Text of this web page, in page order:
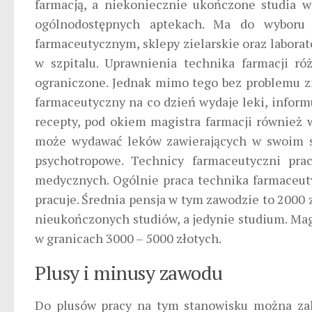
farmacją, a niekoniecznie ukończone studia
ogólnodostępnych aptekach. Ma do
farmaceutycznym, sklepy zielarskie oraz
w szpitalu. Uprawnienia technika farmacji
ograniczone. Jednak mimo tego bez
farmaceutyczny na co dzień wydaje leki,
recepty, pod okiem magistra farmacji również
może wydawać leków zawierających w swoim
psychotropowe. Technicy farmaceutyczni
medycznych. Ogólnie praca technika
pracuje. Średnia pensja w tym zawodzie to
nieukończonych studiów, a jedynie studium.
w granicach 3000 – 5000 złotych.
Plusy i minusy zawodu
Do plusów pracy na tym stanowisku można